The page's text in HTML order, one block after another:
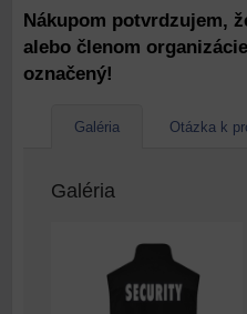
Nákupom potvrdzujem,
alebo členom
označený!
Galéria Otázka k
Galéria